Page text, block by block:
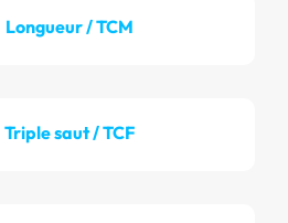
Longueur / TCM
Triple saut / TCF